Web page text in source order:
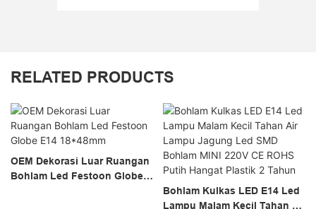
RELATED PRODUCTS
OEM Dekorasi Luar Ruangan
Bohlam Led Festoon Globe
Bohlam Kulkas LED E14 Led
Lampu Malam Kecil Tahan Air